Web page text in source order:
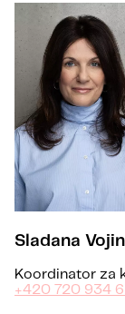
Sladana
Koordinator za
+420 720 934